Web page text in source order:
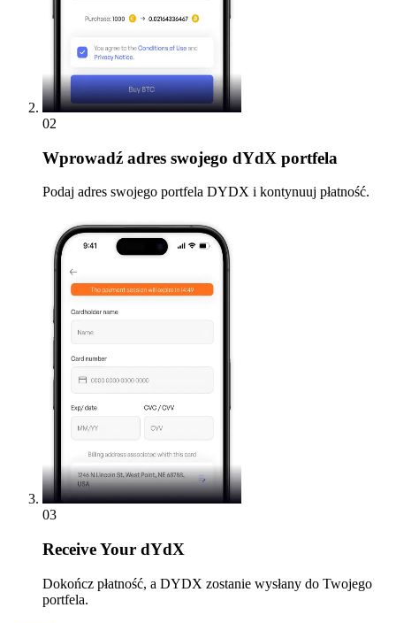
02
Wprowadź adres swojego dYdX portfela
Podaj adres swojego portfela DYDX i kontynuuj płatność.
03
ReceiveYour dYdX
Dokończ płatność, a DYDX zostanie wysłany do Twojego
portfela.